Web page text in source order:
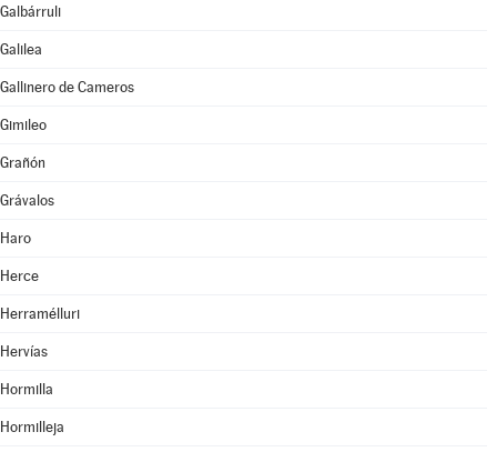
Galbárruli
Galilea
Gallinero de Cameros
Gimileo
Grañón
Grávalos
Haro
Herce
Herramélluri
Hervías
Hormilla
Hormilleja